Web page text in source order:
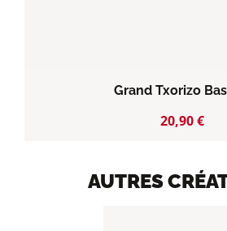
Grand Txorizo
Prix
20,90 €
AUTRES